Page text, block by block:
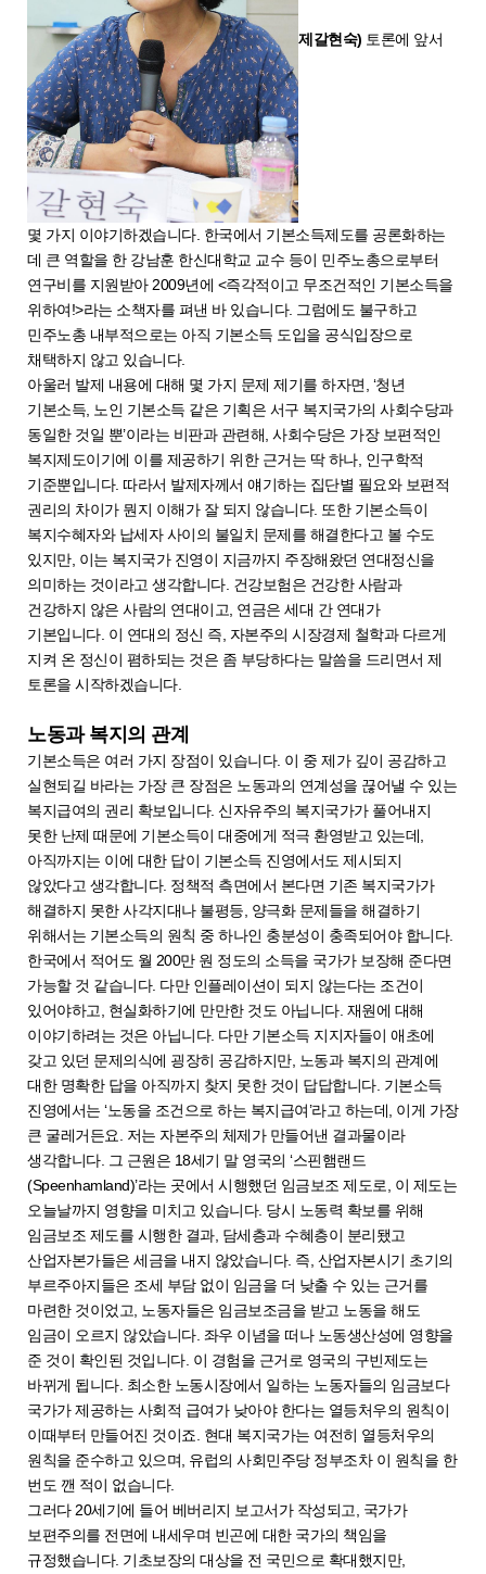
제갈현숙) 토론에 앞서
몇 가지 이야기하겠습니다. 한국에서 기본소득제도를 공론화하는
데 큰 역할을 한 강남훈 한신대학교 교수 등이 민주노총으로부터
연구비를 지원받아 2009년에 <즉각적이고 무조건적인 기본소득을
위하여!>라는 소책자를 펴낸 바 있습니다. 그럼에도 불구하고
민주노총 내부적으로는 아직 기본소득 도입을 공식입장으로
채택하지 않고 있습니다.
아울러 발제 내용에 대해 몇 가지 문제 제기를 하자면, ‘청년
기본소득, 노인 기본소득 같은 기획은 서구 복지국가의 사회수당과
동일한 것일 뿐’이라는 비판과 관련해, 사회수당은 가장 보편적인
복지제도이기에 이를 제공하기 위한 근거는 딱 하나, 인구학적
기준뿐입니다. 따라서 발제자께서 얘기하는 집단별 필요와 보편적
권리의 차이가 뭔지 이해가 잘 되지 않습니다. 또한 기본소득이
복지수혜자와 납세자 사이의 불일치 문제를 해결한다고 볼 수도
있지만, 이는 복지국가 진영이 지금까지 주장해왔던 연대정신을
의미하는 것이라고 생각합니다. 건강보험은 건강한 사람과
건강하지 않은 사람의 연대이고, 연금은 세대 간 연대가
기본입니다. 이 연대의 정신 즉, 자본주의 시장경제 철학과 다르게
지켜 온 정신이 폄하되는 것은 좀 부당하다는 말씀을 드리면서 제
토론을 시작하겠습니다.
노동과 복지의 관계
기본소득은 여러 가지 장점이 있습니다. 이 중 제가 깊이 공감하고
실현되길 바라는 가장 큰 장점은 노동과의 연계성을 끊어낼 수 있는
복지급여의 권리 확보입니다. 신자유주의 복지국가가 풀어내지
못한 난제 때문에 기본소득이 대중에게 적극 환영받고 있는데,
아직까지는 이에 대한 답이 기본소득 진영에서도 제시되지
않았다고 생각합니다. 정책적 측면에서 본다면 기존 복지국가가
해결하지 못한 사각지대나 불평등, 양극화 문제들을 해결하기
위해서는 기본소득의 원칙 중 하나인 충분성이 충족되어야 합니다.
한국에서 적어도 월 200만 원 정도의 소득을 국가가 보장해 준다면
가능할 것 같습니다. 다만 인플레이션이 되지 않는다는 조건이
있어야하고, 현실화하기에 만만한 것도 아닙니다. 재원에 대해
이야기하려는 것은 아닙니다. 다만 기본소득 지지자들이 애초에
갖고 있던 문제의식에 굉장히 공감하지만, 노동과 복지의 관계에
대한 명확한 답을 아직까지 찾지 못한 것이 답답합니다. 기본소득
진영에서는 ‘노동을 조건으로 하는 복지급여’라고 하는데, 이게 가장
큰 굴레거든요. 저는 자본주의 체제가 만들어낸 결과물이라
생각합니다. 그 근원은 18세기 말 영국의 ‘스핀햄랜드
(Speenhamland)’라는 곳에서 시행했던 임금보조 제도로, 이 제도는
오늘날까지 영향을 미치고 있습니다. 당시 노동력 확보를 위해
임금보조 제도를 시행한 결과, 담세층과 수혜층이 분리됐고
산업자본가들은 세금을 내지 않았습니다. 즉, 산업자본시기 초기의
부르주아지들은 조세 부담 없이 임금을 더 낮출 수 있는 근거를
마련한 것이었고, 노동자들은 임금보조금을 받고 노동을 해도
임금이 오르지 않았습니다. 좌우 이념을 떠나 노동생산성에 영향을
준 것이 확인된 것입니다. 이 경험을 근거로 영국의 구빈제도는
바뀌게 됩니다. 최소한 노동시장에서 일하는 노동자들의 임금보다
국가가 제공하는 사회적 급여가 낮아야 한다는 열등처우의 원칙이
이때부터 만들어진 것이죠. 현대 복지국가는 여전히 열등처우의
원칙을 준수하고 있으며, 유럽의 사회민주당 정부조차 이 원칙을 한
번도 깬 적이 없습니다.
그러다 20세기에 들어 베버리지 보고서가 작성되고, 국가가
보편주의를 전면에 내세우며 빈곤에 대한 국가의 책임을
규정했습니다. 기초보장의 대상을 전 국민으로 확대했지만,